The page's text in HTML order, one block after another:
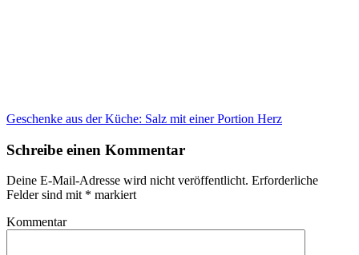
Geschenke aus der Küche: Salz mit einer Portion Herz
Schreibe einen Kommentar
Deine E-Mail-Adresse wird nicht veröffentlicht. Erforderliche
Felder sind mit * markiert
Kommentar